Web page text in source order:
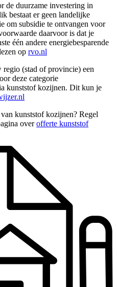
de duurzame investering in
bestaat er geen landelijke
om subsidie te ontvangen voor
daarvoor is dat je
één andere energiebesparende
op rvo.nl
(stad of provincie) een
deze categorie
kunststof kozijnen. Dit kun je
kunststof kozijnen? Regel
overofferte kunststof